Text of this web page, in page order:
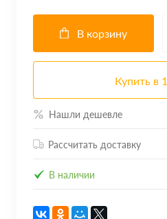
В корзину
Купить в
Нашли дешевле
Рассчитать доставку
В наличии